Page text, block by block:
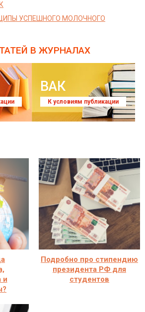
УСПЕШНОГО МОЛОЧНОГО
В ЖУРНАЛАХ
ВАК
К условиям публикации
и
Подробно про стипендию
президента РФ для
студентов